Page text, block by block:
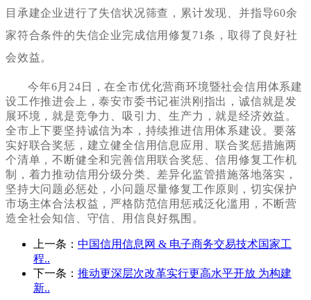
目承建企业进行了失信状况筛查，累计发现、并指导60余
家符合条件的失信企业完成信用修复71条，取得了良好社
会效益。
今年6月24日，在全市优化营商环境暨社会信用体系建
设工作推进会上，泰安市委书记崔洪刚指出，诚信就是发
展环境，就是竞争力、吸引力、生产力，就是经济效益。
全市上下要坚持诚信为本，持续推进信用体系建设。要落
实好联合奖惩，建立健全信用信息应用、联合奖惩措施两
个清单，不断健全和完善信用联合奖惩、信用修复工作机
制，着力推动信用分级分类、差异化监管措施落地落实，
坚持大问题必惩处，小问题尽量修复工作原则，切实保护
市场主体合法权益，严格防范信用惩戒泛化滥用，不断营
造全社会知信、守信、用信良好氛围。
上一条： 中国信用信息网 & 电子商务交易技术国家工
程..
下一条： 推动更深层次改革实行更高水平开放 为构建
新..